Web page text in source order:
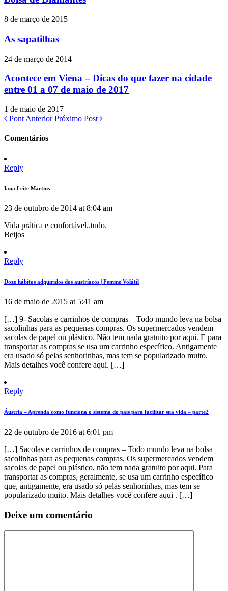
8 de março de 2015
As sapatilhas
24 de março de 2014
Acontece em Viena – Dicas do que fazer na cidade
entre 01 a 07 de maio de 2017
1 de maio de 2017
Pont Anterior Próximo Post
Comentários
Reply
Iana Leite Martins
23 de outubro de 2014 at 8:04 am
Vida prática e confortável..tudo.
Beijos
Reply
Doze hábitos adquiridos dos austríacos | Femme Volátil
16 de maio de 2015 at 5:41 am
[…] 9- Sacolas e carrinhos de compras – Todo mundo leva na bolsa
sacolinhas para as pequenas compras. Os supermercados vendem
sacolas de papel ou plástico. Não tem nada gratuito por aqui. E para
transportar as compras se usa um carrinho específico. Antigamente
era usado só pelas senhorinhas, mas tem se popularizado muito.
Mais detalhes você confere aqui. […]
Reply
Áustria – Aprenda como funciona o sistema do país para facilitar sua vida – parte2
22 de outubro de 2016 at 6:01 pm
[…] Sacolas e carrinhos de compras – Todo mundo leva na bolsa
sacolinhas para as pequenas compras. Os supermercados vendem
sacolas de papel ou plástico, não tem nada gratuito por aqui. Para
transportar as compras, geralmente, se usa um carrinho específico
que, antigamente, era usado só pelas senhorinhas, mas tem se
popularizado muito. Mais detalhes você confere aqui . […]
Deixe um comentário